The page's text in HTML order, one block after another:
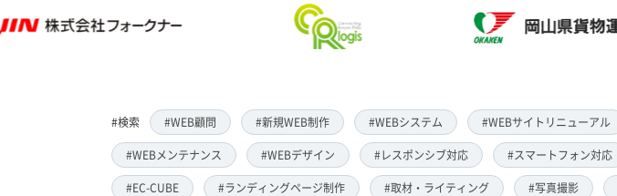
#検索 #WEB顧問 #新規WEB制作 #WEBシステム #WEBサイトリニューアル
#WEBメンテナンス #WEBデザイン #レスポンシブ対応 #スマートフォン対応
#EC-CUBE #ランディングページ制作 #取材・ライティング #写真撮影